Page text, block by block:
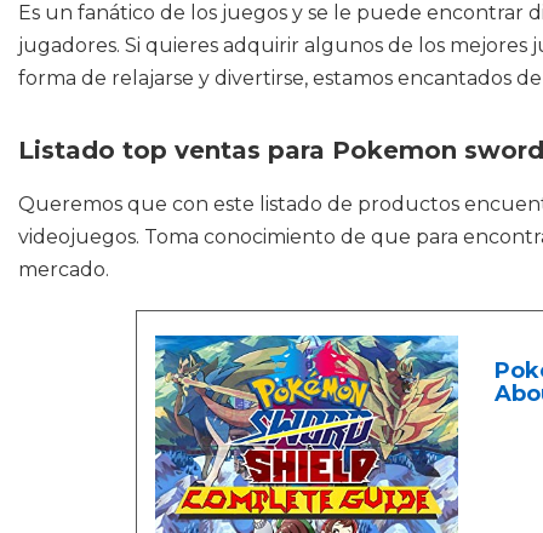
Es un fanático de los juegos y se le puede encontrar
jugadores. Si quieres adquirir algunos de los mejores
forma de relajarse y divertirse, estamos encantados
Listado top ventas para Pokemon
Queremos que con este listado de productos
videojuegos. Toma conocimiento de que para
mercado.